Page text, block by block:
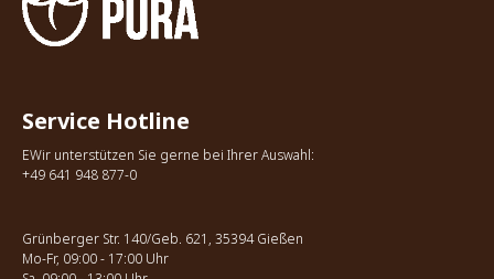
Service Hotline
EWir unterstützen Sie gerne bei Ihrer Auswahl:
+49 641 948 877-0
Grünberger Str. 140/Geb. 621, 35394 Gießen
Mo-Fr, 09:00 - 17:00 Uhr